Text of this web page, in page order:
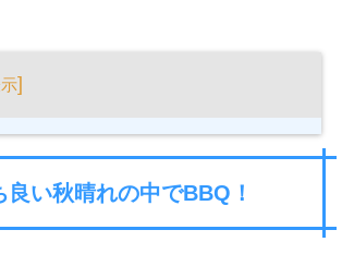
]
良い秋晴れの中でBBQ！